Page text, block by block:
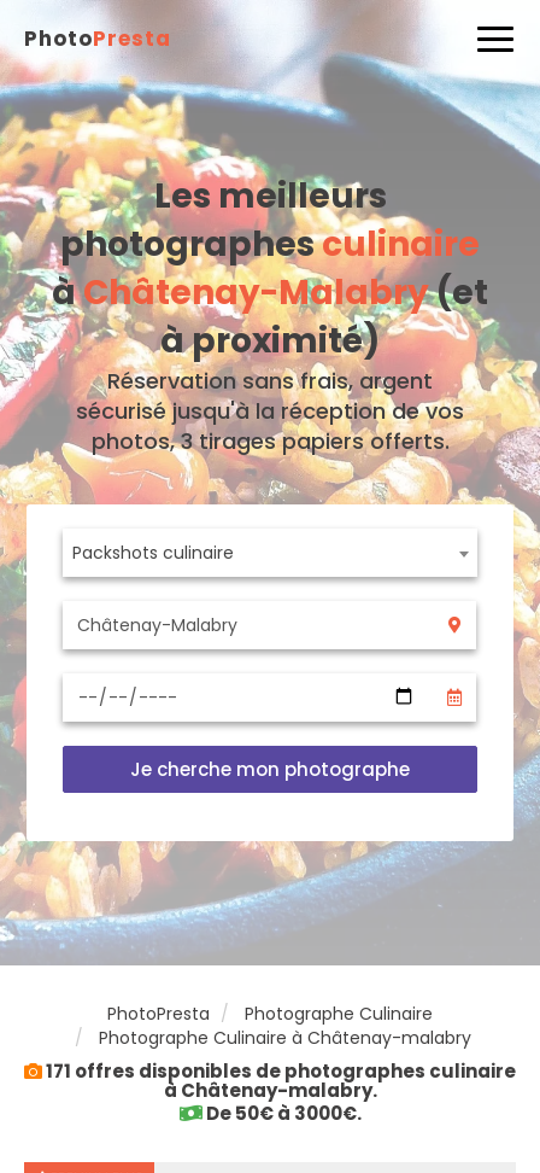
PhotoPresta
Les meilleurs
photographesculinaire
àChâtenay-Malabry(et
à proximité)
Réservation sans frais, argent
sécurisé jusqu'à la réception de vos
photos, 3 tirages papiers offerts.
Packshots culinaire
Je cherche mon photographe
PhotoPresta
Photographe Culinaire
Photographe Culinaire à Châtenay-malabry
171 offres disponibles de photographes culinaire
à Châtenay-malabry.
De 50€ à 3000€.